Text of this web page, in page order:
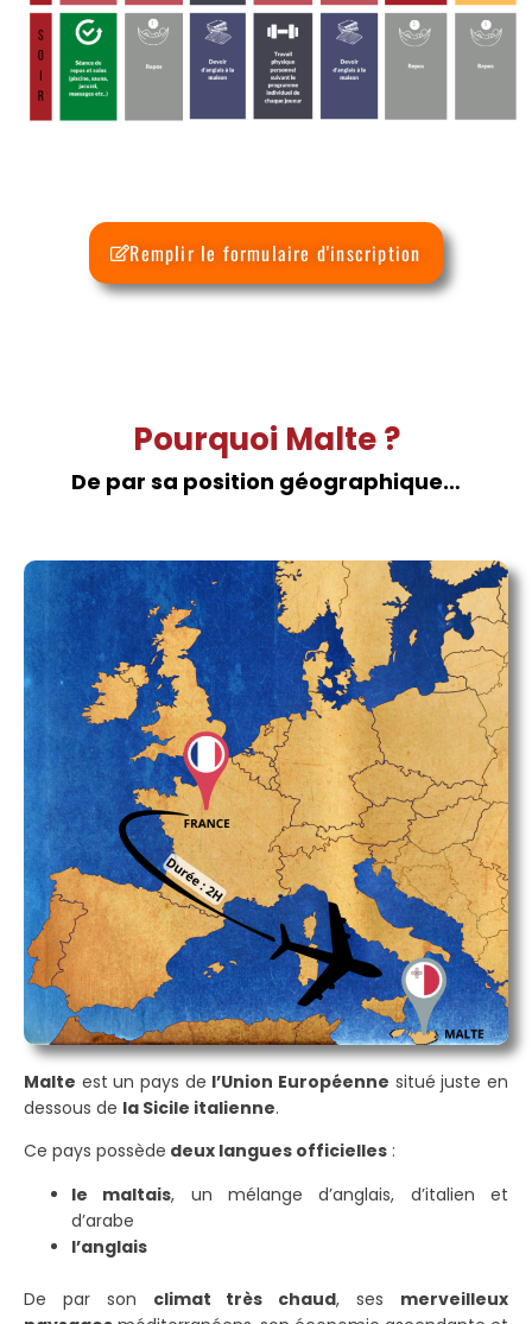
Remplir le formulaire d'inscription
Pourquoi Malte ?
De par sa position géographique…
Malte est un pays de l’Union Européenne situé juste en
dessous de la Sicile italienne.
Ce pays possède deux langues officielles :
le maltais, un mélange d’anglais, d’italien et
d’arabe
l’anglais
De par son climat très chaud, ses merveilleux